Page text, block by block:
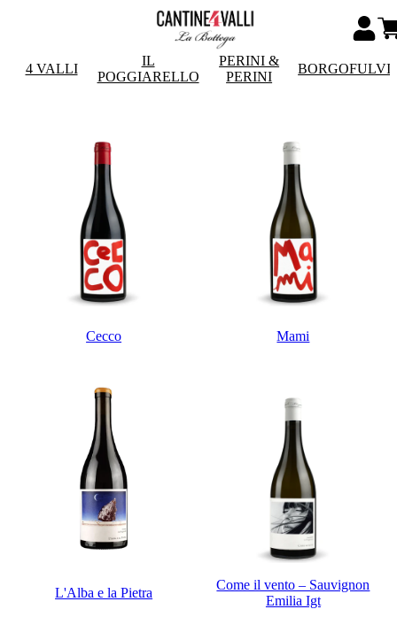
4 VALLI
IL
POGGIARELLO
PERINI &
PERINI
Cecco Mami
L'Alba e la Pietra
Come il vento – Sauvignon
Emilia Igt